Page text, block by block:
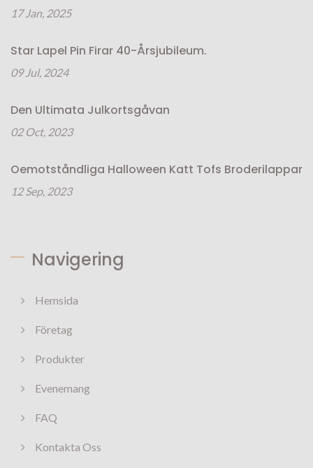
17 Jan, 2025
Star Lapel Pin Firar 40-Årsjubileum.
09 Jul, 2024
Den Ultimata Julkortsgåvan
02 Oct, 2023
Oemotståndliga Halloween Katt Tofs Broderilappar
12 Sep, 2023
Navigering
Hemsida
Företag
Produkter
Evenemang
FAQ
Kontakta Oss